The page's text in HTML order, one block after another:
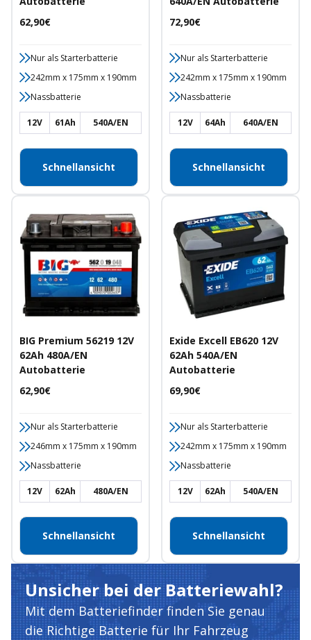
Angebotspreis
62,90€
Nur als Starterbatterie
242mm x 175mm x 190mm
Nassbatterie
12V 61Ah 540A/EN
Schnellansicht
Angebotspreis
72,90€
Nur als Starterbatterie
242mm x 175mm x 190mm
Nassbatterie
12V 64Ah 640A/EN
Schnellansicht
BIG Premium 56219 12V
62Ah 480A/EN
Autobatterie
Angebotspreis
62,90€
Nur als Starterbatterie
246mm x 175mm x 190mm
Nassbatterie
12V 62Ah 480A/EN
Schnellansicht
Exide Excell EB620 12V
62Ah 540A/EN
Autobatterie
Angebotspreis
69,90€
Nur als Starterbatterie
242mm x 175mm x 190mm
Nassbatterie
12V 62Ah 540A/EN
Schnellansicht
Unsicher bei der Batteriewahl?
Mit dem Batteriefinder finden Sie genau
die Richtige Batterie für Ihr Fahrzeug